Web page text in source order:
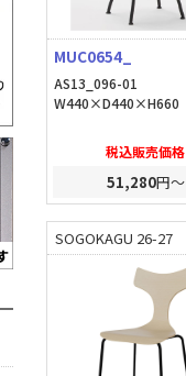
MUC0654_
AS13_096-01
W440×D440×H660
税込販売価格
51,280円～
SOGOKAGU 26-27